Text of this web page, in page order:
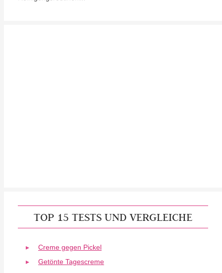
TOP 15 TESTS UND VERGLEICHE
Creme gegen Pickel
Getönte Tagescreme